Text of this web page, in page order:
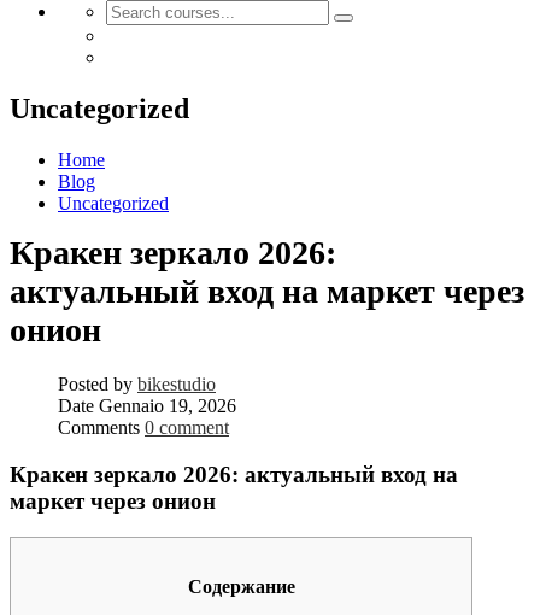
Uncategorized
Home
Blog
Uncategorized
Кракен зеркало 2026:
актуальный вход на маркет через
онион
Posted by bikestudio
Date Gennaio 19, 2026
Comments 0 comment
Кракен зеркало 2026: актуальный вход на
маркет через онион
Содержание